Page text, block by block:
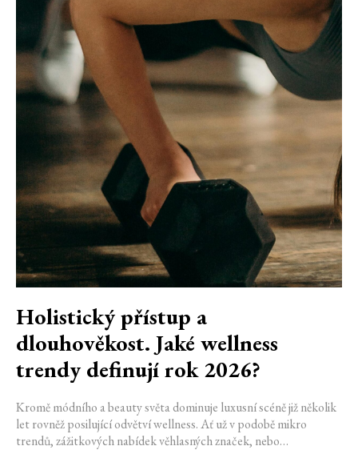
Holistický přístup a
dlouhověkost. Jaké wellness
trendy definují rok 2026?
Kromě módního a beauty světa dominuje luxusní scéně již několik
let rovněž posilující odvětví wellness. Ať už v podobě mikro
trendů, zážitkových nabídek věhlasných značek, nebo